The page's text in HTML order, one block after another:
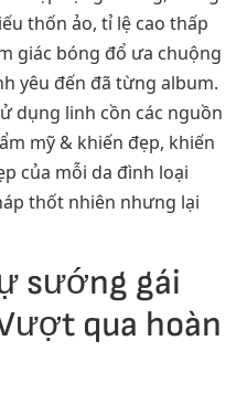
thốn ảo, tỉ lệ cao thấp
giác bóng đổ ưa chuộng
yêu đến đã từng album.
dụng linh cồn các nguồn
mỹ & khiến đẹp, khiến
của mỗi da đình loại
thốt nhiên nhưng lại
sướng gái
qua hoàn